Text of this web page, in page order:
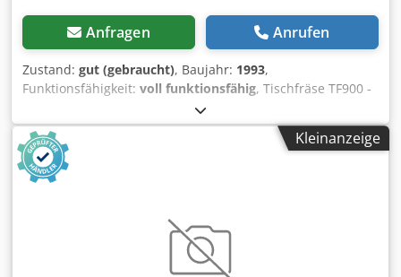
Anfragen Anrufen
Zustand: gut (gebraucht), Baujahr: 1993,
Funktionsfähigkeit: voll funktionsfähig, Tischfräse TF900 -
Baujahr 1993 - 380 Volt - 3 Drehzahlregelung - guter
Zustand Cedpfx Aeygm D Uoiderf Transport gegen
Aufpreis möglich! Aufgrund des Alters der
Gebrauchtmaschine erfolgt bei Verkauf an gewerbliche
Kunden der Ausschluss der Gewährleistung
Kleinanzeige